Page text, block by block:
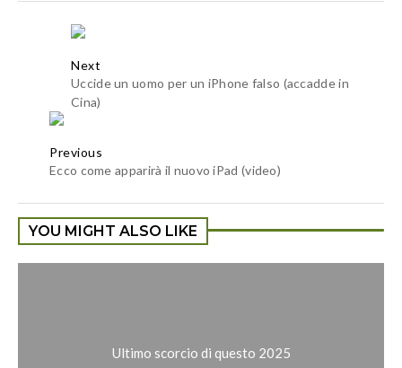
Next
Uccide un uomo per un iPhone falso (accadde in
Cina)
Previous
Ecco come apparirà il nuovo iPad (video)
YOU MIGHT ALSO LIKE
Ultimo scorcio di questo 2025